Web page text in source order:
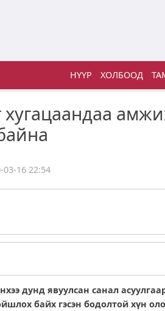
НҮҮР ХОЛБООД
03-16 22:54
дунд явуулсан санал
байх гэсэн бодолтой хүн